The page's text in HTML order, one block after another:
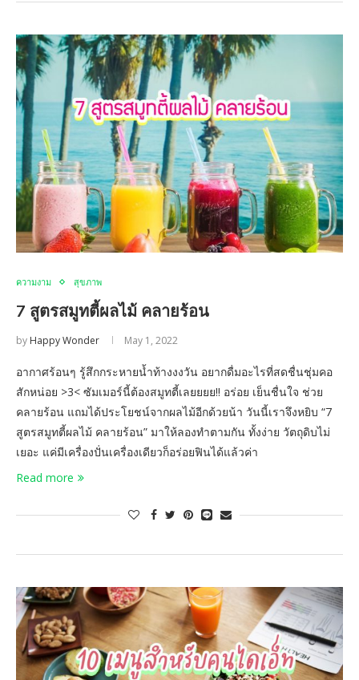
ความงาม สุขภาพ
7 สูตรสมูทตี้ผลไม้ คลายร้อน
by Happy Wonder May 1, 2022
อากาศร้อนๆ รู้สึกกระหายน้ำท้างงงวัน อยากดื่มอะไรที่สดชื่นชุ่มคอ
สักหน่อย >3< ซัมเมอร์นี้ต้องสมูทตี้เลยยยย!! อร่อย เย็นชื่นใจ ช่วย
คลายร้อน แถมได้ประโยชน์จากผลไม้อีกด้วยน้า วันนี้เราจึงหยิบ “7
สูตรสมูทตี้ผลไม้ คลายร้อน” มาให้ลองทำตามกัน ทั้งง่าย วัตถุดิบไม่
เยอะ แค่มีเครื่องปั่นเครื่องเดียวก็อร่อยฟินได้แล้วค่า
Read more